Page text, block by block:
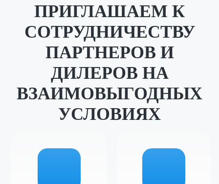
ПРИГЛАШАЕМ К
СОТРУДНИЧЕСТВУ
ПАРТНЕРОВ И
ДИЛЕРОВ НА
ВЗАИМОВЫГОДНЫХ
УСЛОВИЯХ